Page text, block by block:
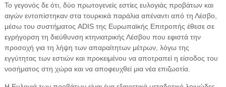
Το γεγονός δε ότι, δύο πρωτογενείς εστίες ευλογιάς προβάτων και
αιγών εντοπίστηκαν στα τουρκικά παράλια απέναντι από τη Λέσβο,
μέσω του συστήματος ADIS της Ευρωπαϊκής Επιτροπής έθεσε σε
εγρήγορση τη διεύθυνση κτηνιατρικής Λέσβου που εφιστά την
προσοχή για τη λήψη των απαραίτητων μέτρων, λόγω της
εγγύτητας των εστιών και προκειμένου να αποτραπεί η είσοδος του
νοσήματος στη χώρα και να αποφευχθεί μια νέα επιζωοτία.